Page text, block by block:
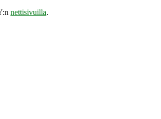
nettisivuilla.